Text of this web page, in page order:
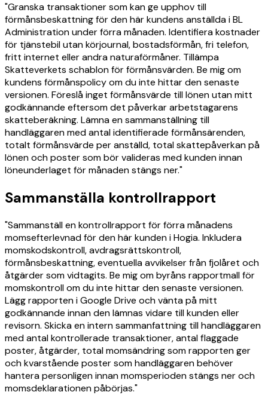
"Granska transaktioner som kan ge upphov till
förmånsbeskattning för den här kundens anställda i BL
Administration under förra månaden. Identifiera kostnader
för tjänstebil utan körjournal, bostadsförmån, fri telefon,
fritt internet eller andra naturaförmåner. Tillämpa
Skatteverkets schablon för förmånsvärden. Be mig om
kundens förmånspolicy om du inte hittar den senaste
versionen. Föreslå inget förmånsvärde till lönen utan mitt
godkännande eftersom det påverkar arbetstagarens
skatteberäkning. Lämna en sammanställning till
handläggaren med antal identifierade förmånsärenden,
totalt förmånsvärde per anställd, total skattepåverkan på
lönen och poster som bör valideras med kunden innan
löneunderlaget för månaden stängs ner."
Sammanställa kontrollrapport
"Sammanställ en kontrollrapport för förra månadens
momsefterlevnad för den här kunden i Hogia. Inkludera
momskodskontroll, avdragsrättskontroll,
förmånsbeskattning, eventuella avvikelser från fjolåret och
åtgärder som vidtagits. Be mig om byråns rapportmall för
momskontroll om du inte hittar den senaste versionen.
Lägg rapporten i Google Drive och vänta på mitt
godkännande innan den lämnas vidare till kunden eller
revisorn. Skicka en intern sammanfattning till handläggaren
med antal kontrollerade transaktioner, antal flaggade
poster, åtgärder, total momsändring som rapporten ger
och kvarstående poster som handläggaren behöver
hantera personligen innan momsperioden stängs ner och
momsdeklarationen påbörjas."